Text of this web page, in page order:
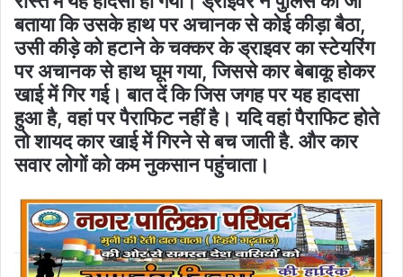
बताया कि उसके हाथ पर अचानक से कोई कीड़ा बैठा,
उसी कीड़े को हटाने के चक्कर के ड्राइवर का स्टेयरिंग
पर अचानक से हाथ घूम गया, जिससे कार बेबाकू होकर
खाई में गिर गई। बात दें कि जिस जगह पर यह हादसा
हुआ है, वहां पर पैराफिट नहीं है। यदि वहां पैराफिट होते
तो शायद कार खाई में गिरने से बच जाती है. और कार
सवार लोगों को कम नुकसान पहुंचाता।